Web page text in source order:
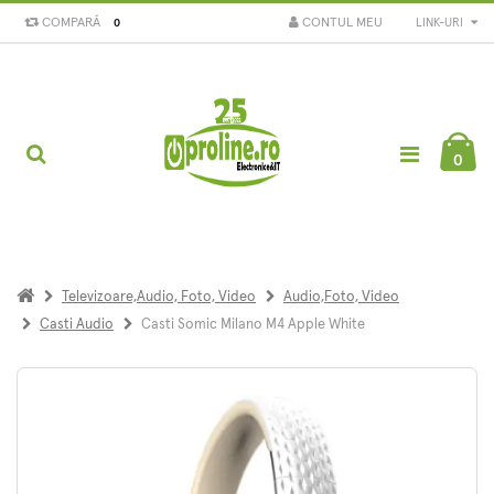
COMPARĂ 0 LINK-URI
CONTUL MEU
0
Televizoare,Audio, Foto, Video
Audio,Foto, Video
Casti Audio
Casti Somic Milano M4 Apple White